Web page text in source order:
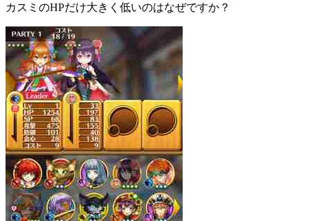
カスミのHPだけ大きく低いのはなぜですか？